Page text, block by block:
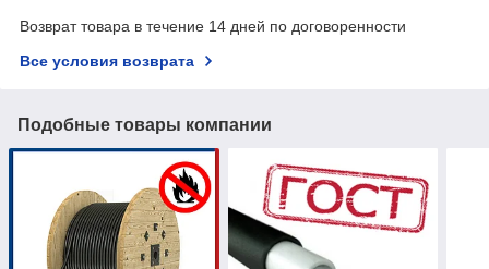
Возврат товара в течение 14 дней по договоренности
Все условия возврата
Подобные товары компании